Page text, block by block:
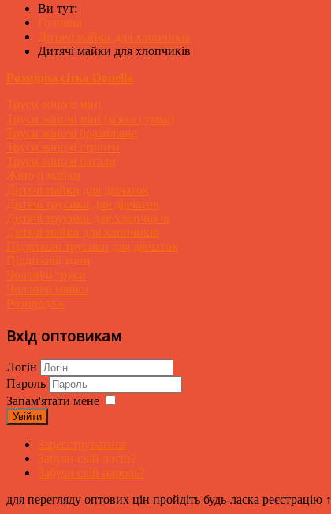
Ви тут:
Головна
Дитячі майки для хлопчиків
Дитячі майки для хлопчиків
Розмірна сітка Donella
Труси жіночі міні
Труси жіночі міні (м'яка гумка)
Труси жіночі бразиліана
Труси жіночі стрінги
Труси жіночі батали
Жіночі майки
Дитячі майки для дівчаток
Дитячі трусики для дівчаток
Дитячі трусики для хлопчиків
Дитячі майки для хлопчиків
Підліткові трусики для дівчаток
Підліткові топи
Чоловічі труси
Чоловічі майки
Розпродаж
Вхід оптовикам
Логін
Пароль
Запам'ятати мене
Увійти
Зареєструватися
Забули свій логін?
Забули свій пароль?
для перегляду оптових цін пройдіть будь-ласка реєстрацію ↑